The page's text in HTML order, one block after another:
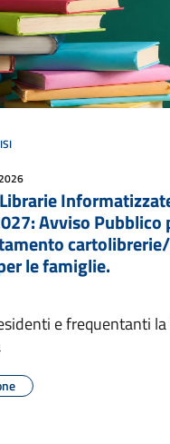
Avviso Pubblico
le famiglie.
e frequentanti la